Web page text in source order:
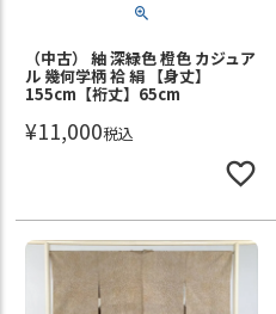
（中古） 紬 深緑色 橙色 カジュア
ル 幾何学柄 袷 絹 【身丈】
155cm【裄丈】65cm
¥11,000税込